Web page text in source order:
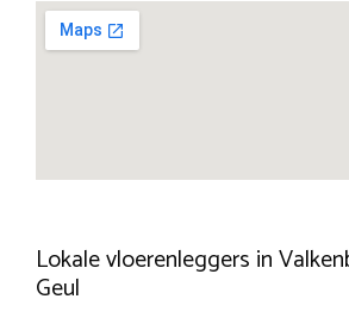
Lokale vloerenleggers in
Geul